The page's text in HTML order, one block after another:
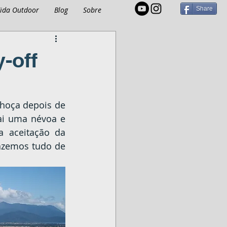
Outdoor Blog Sobre Share
off
depois de
uma névoa e
da
tudo de